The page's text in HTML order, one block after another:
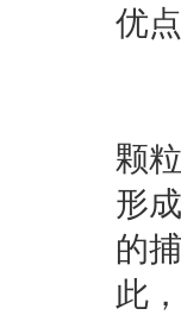
优
颗
形
的
此